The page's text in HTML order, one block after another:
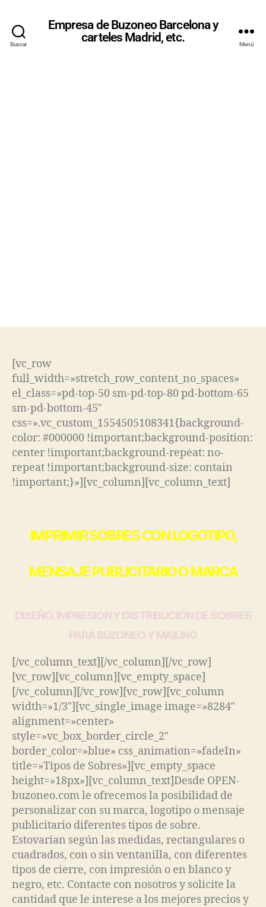
Buscar
Empresa de Buzoneo Barcelona y
carteles Madrid, etc.
Menú
[vc_row
full_width=»stretch_row_content_no_spaces»
el_class=»pd-top-50 sm-pd-top-80 pd-bottom-65
sm-pd-bottom-45″
css=».vc_custom_1554505108341{background-
color: #000000 !important;background-position:
center !important;background-repeat: no-
repeat !important;background-size: contain
!important;}»][vc_column][vc_column_text]
IMPRIMIR SOBRES CON LOGOTIPO,
MENSAJE PUBLICITARIO O MARCA
DISEÑO, IMPRESIÓN Y DISTRIBUCIÓN DE SOBRES
PARA BUZONEO Y MAILING
[/vc_column_text][/vc_column][/vc_row]
[vc_row][vc_column][vc_empty_space]
[/vc_column][/vc_row][vc_row][vc_column
width=»1/3″][vc_single_image image=»8284″
alignment=»center»
style=»vc_box_border_circle_2″
border_color=»blue» css_animation=»fadeIn»
title=»Tipos de Sobres»][vc_empty_space
height=»18px»][vc_column_text]Desde OPEN-
buzoneo.com le ofrecemos la posibilidad de
personalizar con su marca, logotipo o mensaje
publicitario diferentes tipos de sobre.
Estovarían según las medidas, rectangulares o
cuadrados, con o sin ventanilla, con diferentes
tipos de cierre, con impresión o en blanco y
negro, etc. Contacte con nosotros y solicite la
cantidad que le interese a los mejores precios y